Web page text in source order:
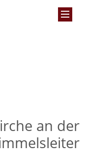
an der